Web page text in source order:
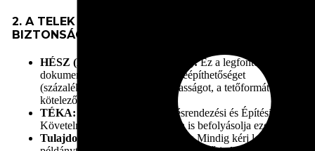
2. A TELEK KIVÁLSZTÁSA – JOGI ÉS MŰSZAKI
BIZTONSÁG
HÉSZ (Helyi Építési Szabályzat):Ez a legfontosabb
dokumentum. Meghatározza a beépíthetőséget
(százalékban), az építménymagasságot, a tetőformát és a
kötelező zöldfelület arányát.
TÉKA: 2025-től az új Településrendezési és Építési
Követelmények Alapszabályzata is befolyásolja ezeket.
Tulajdoni lap és Térképmásolat:Mindig kérj le friss